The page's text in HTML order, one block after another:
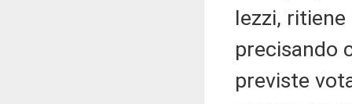
Iezzi,
precisando
previste